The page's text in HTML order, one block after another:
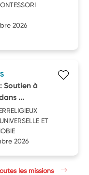
2026
Soutien à
...
ET
2026
les missions